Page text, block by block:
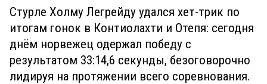
Стурле Холму Легрейду удался хет-трик по
итогам гонок в Контиолахти и Отепя: сегодня
днём норвежец одержал победу с
результатом 33:14,6 секунды, безоговорочно
лидируя на протяжении всего соревнования.